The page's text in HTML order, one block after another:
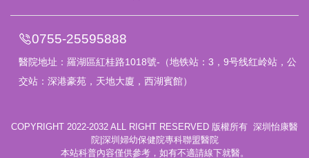
0755-25595888
醫院地址： 羅湖區紅桂路1018號-（地铁站：3，9号线红岭站，公
交站：深港豪苑，天地大廈，西湖賓館）
COPYRIGHT 2022-2032 ALL RIGHT RESERVED 版權所有 深圳怡康醫
院|深圳婦幼保健院專科聯盟醫院
本站科普內容僅供參考，如有不適請線下就醫。